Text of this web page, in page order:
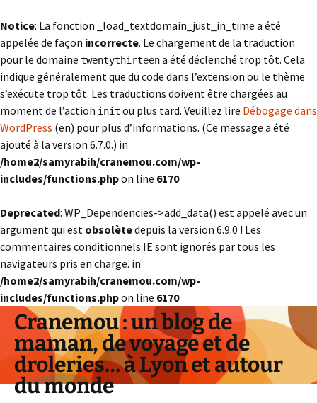
Notice: La fonction _load_textdomain_just_in_time a été
appelée de façon incorrecte. Le chargement de la traduction
pour le domaine twentythirteena été déclenché trop tôt. Cela
indique généralement que du code dans l’extension ou le thème
s’exécute trop tôt. Les traductions doivent être chargées au
moment de l’action init ou plus tard. Veuillez lire Débogage dans
WordPress (en) pour plus d’informations. (Ce message a été
ajouté à la version 6.7.0.) in
/home2/samyrabih/cranemou.com/wp-
includes/functions.phpon line 6170
Deprecated: WP_Dependencies->add_data() est appelé avec un
argument qui est obsolètedepuis la version 6.9.0 ! Les
commentaires conditionnels IE sont ignorés par tous les
navigateurs pris en charge. in
/home2/samyrabih/cranemou.com/wp-
includes/functions.phpon line 6170
Cranemou : un blog de
maman, de voyage et de
droleries… à Lyon et autour
du monde